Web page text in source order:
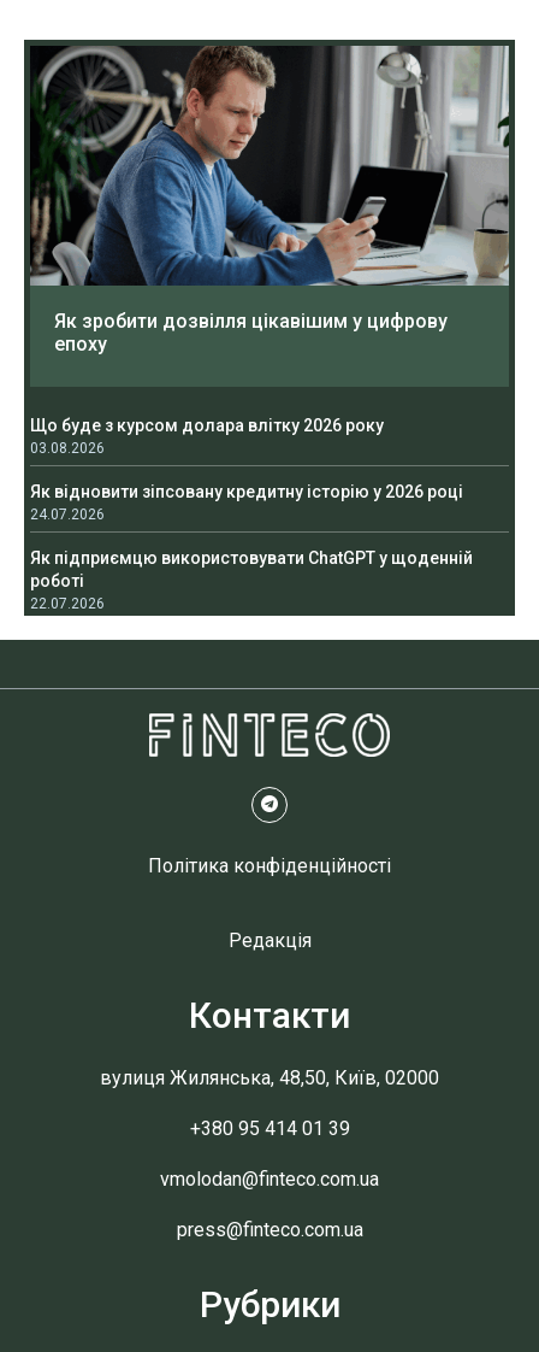
Як зробити дозвілля цікавішим у цифрову
епоху
Що буде з курсом долара влітку 2026 року
03.08.2026
Як відновити зіпсовану кредитну історію у 2026 році
24.07.2026
Як підприємцю використовувати ChatGPT у щоденній
роботі
22.07.2026
Політика конфіденційності
Редакція
Контакти
вулиця Жилянська, 48,50, Київ, 02000
+380 95 414 01 39
vmolodan@finteco.com.ua
press@finteco.com.ua
Рубрики